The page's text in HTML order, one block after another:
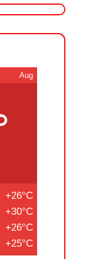
Aug
+26°C
+30°C
+26°C
+25°C